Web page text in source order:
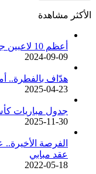
الأكثر مشاهدة
أعظم 10 لاعبين جزائريين في تاريخ كرة القدم
2024-09-09
هدّاف بالفطرة..
2025-04-23
جدول مباريات كأس العرب 2025
2025-11-30
الفرصة
عقد مبابي
2022-05-18